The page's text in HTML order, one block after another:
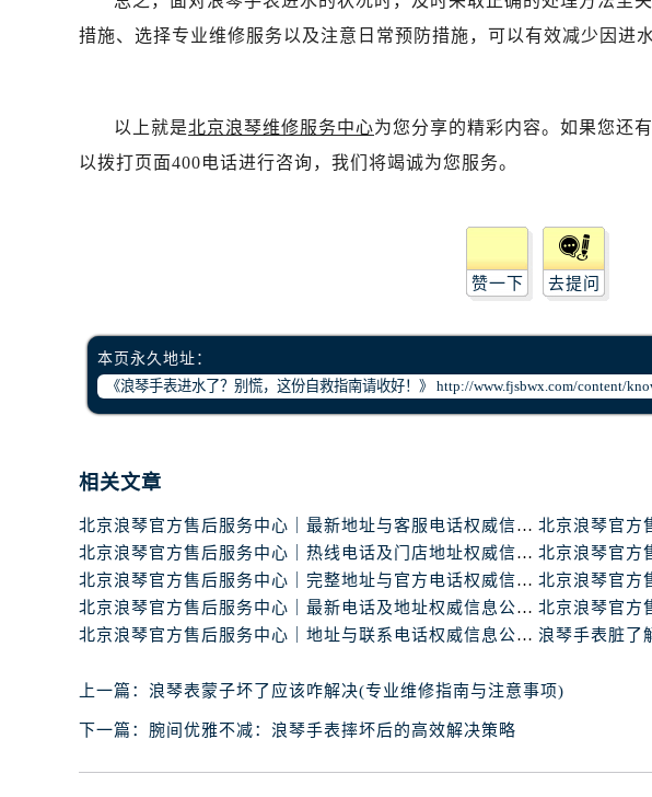
措施、选择专业维修服务以及注意日常预防措施，可以有效减少因进
以上就是北京浪琴维修服务中心为您分享的精彩内容。如果您还
以拨打页面400电话进行咨询，我们将竭诚为您服务。
赞一下 去提问
本页永久地址：
相关文章
北京浪琴官方售后服务中心｜最新地址与客服电话权威信息公示（2026年6月最新）
北京浪琴官方售后服务中心｜热线电话及门店地址权威信息公示（2026年6月最新）
北京浪琴官方售后服务中心｜完整地址与官方电话权威信息公示（2026年6月最新）
北京浪琴官方售后服务中心｜最新电话及地址权威信息公示（2026年6月最新）
北京浪琴官方售后服务中心｜地址与联系电话权威信息公示（2026年6月最新） 浪琴手表脏了
上一篇： 浪琴表蒙子坏了应该咋解决(专业维修指南与注意事项)
下一篇： 腕间优雅不减：浪琴手表摔坏后的高效解决策略